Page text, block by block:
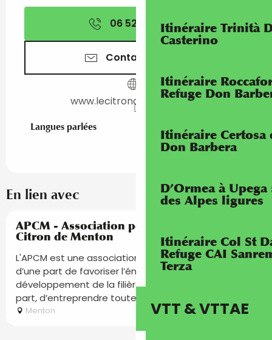
Itinéraire Trinità
Casterino
Itinéraire
Refuge Don
Itinéraire Certosa
Don Barbera
D’Ormea à
des Alpes ligures
Itinéraire Col St
Refuge CAI
Terza
VTT & VTTAE
06 52 25 57▒▒
Contactez-nous
www.lecitrondementon.org
Langues parlées
Langues parlées
En lien avec
APCM - Association pour la Promotion du
Citron de Menton
L'APCM est une association loi 1901 qui a pour objet,
d’une part de favoriser l’émergence et le
développement de la filière agrumicole, et d’autre
part, d’entreprendre toutes...
Menton